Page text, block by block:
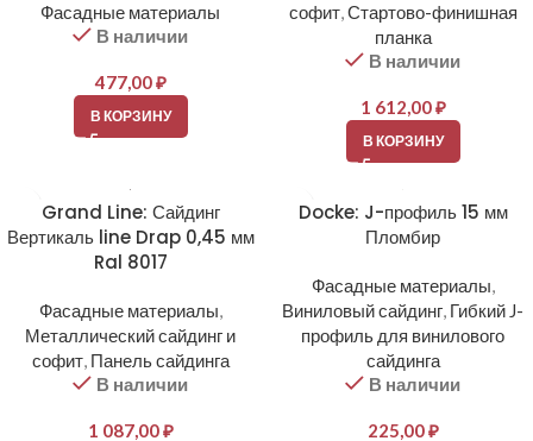
Фасадные материалы
В наличии
477,00₽
В КОРЗИНУ
софит,Стартово-финишная
планка
В наличии
1 612,00₽
В КОРЗИНУ
Grand Line: Сайдинг
Вертикаль line Drap 0,45 мм
Ral 8017
Фасадные материалы,
Металлический сайдинг и
софит, Панель сайдинга
В наличии
1 087,00₽
Docke: J-профиль 15 мм
Пломбир
Фасадные материалы,
Виниловый сайдинг, Гибкий J-
профиль для винилового
сайдинга
В наличии
225,00₽